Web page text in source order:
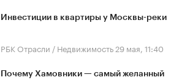
Инвестиции в квартиры у Москвы-реки
РБК Отрасли / Недвижимость 29 мая, 11:40
Почему Хамовники — самый желанный